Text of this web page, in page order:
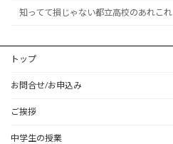
知ってて損じゃない都立高校のあれこれ
トップ
お問合せ/お申込み
ご挨拶
中学生の授業